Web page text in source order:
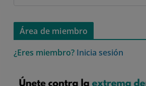
Área de miembro
¿Eres miembro? Inicia sesión